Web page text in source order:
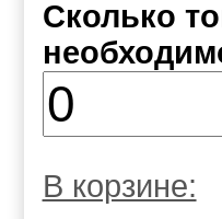
Сколько
В корзине: